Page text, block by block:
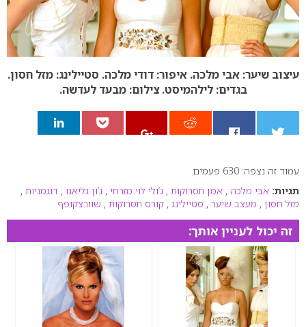
עיצוב שיער: אבי מלכה. איפור: דודי מלכה. סטיילינג: מזל חסון.
בגדים: לילהמיסט. צילום: מבעד לעדשה.
0עמוד זה נצפה: 630 פעמים
תגיות: אבי מלכה , אמן תסרוקות , ג’ולי לוי מזרחי , ג’ון גליאנו , דוגמניות ,
מזל חסון , מעצב שיער , סטיילינג , קורס תסרוקות , שוורצקופף
זה יכול לעניין אותך: